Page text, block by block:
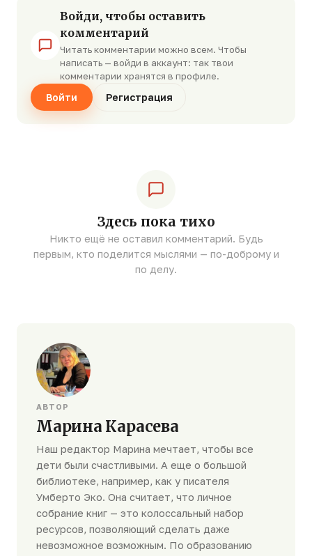
Войди, чтобы оставить
комментарий
Читать комментарии можно всем. Чтобы
написать — войди в аккаунт: так твои
комментарии хранятся в профиле.
Войти Регистрация
Здесь пока тихо
Никто ещё не оставил комментарий. Будь
первым, кто поделится мыслями — по-доброму и
по делу.
АВТОР
Марина Карасева
Наш редактор Марина мечтает, чтобы все
дети были счастливыми. А еще о большой
библиотеке, например, как у писателя
Умберто Эко. Она считает, что личное
собрание книг — это колоссальный набор
ресурсов, позволяющий сделать даже
невозможное возможным. По образованию